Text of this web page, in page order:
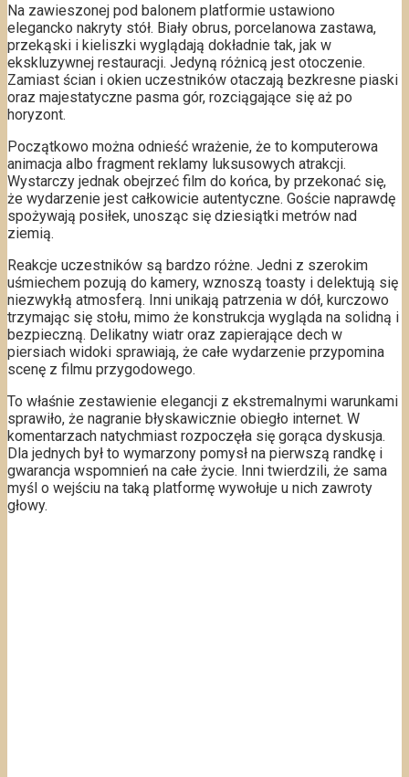
Na zawieszonej pod balonem platformie ustawiono
elegancko nakryty stół. Biały obrus, porcelanowa zastawa,
przekąski i kieliszki wyglądają dokładnie tak, jak w
ekskluzywnej restauracji. Jedyną różnicą jest otoczenie.
Zamiast ścian i okien uczestników otaczają bezkresne piaski
oraz majestatyczne pasma gór, rozciągające się aż po
horyzont.
Początkowo można odnieść wrażenie, że to komputerowa
animacja albo fragment reklamy luksusowych atrakcji.
Wystarczy jednak obejrzeć film do końca, by przekonać się,
że wydarzenie jest całkowicie autentyczne. Goście naprawdę
spożywają posiłek, unosząc się dziesiątki metrów nad
ziemią.
Reakcje uczestników są bardzo różne. Jedni z szerokim
uśmiechem pozują do kamery, wznoszą toasty i delektują się
niezwykłą atmosferą. Inni unikają patrzenia w dół, kurczowo
trzymając się stołu, mimo że konstrukcja wygląda na solidną i
bezpieczną. Delikatny wiatr oraz zapierające dech w
piersiach widoki sprawiają, że całe wydarzenie przypomina
scenę z filmu przygodowego.
To właśnie zestawienie elegancji z ekstremalnymi warunkami
sprawiło, że nagranie błyskawicznie obiegło internet. W
komentarzach natychmiast rozpoczęła się gorąca dyskusja.
Dla jednych był to wymarzony pomysł na pierwszą randkę i
gwarancja wspomnień na całe życie. Inni twierdzili, że sama
myśl o wejściu na taką platformę wywołuje u nich zawroty
głowy.